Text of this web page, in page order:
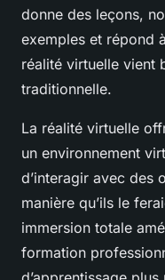
donne des leçons,
exemples et répond
réalité virtuelle vient
traditionnelle.
La réalité virtuelle
un environnement
d’interagir avec des
manière qu’ils le
immersion totale
formation